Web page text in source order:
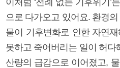
으로 다가오고 있어요. 환경
물이 기후변화로 인한 자연
못하고 죽어버리는 일이 허다
산량의 급감으로 이어졌고,